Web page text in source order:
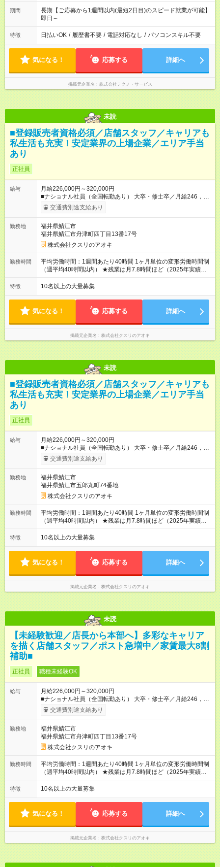
期間
長期【ご応募から1週間以内(最短2日目)のスピード就業が可能】
即日～
特徴 日払いOK / 履歴書不要 / 電話対応なし / パソコンスキル不要
気になる！ 応募する 詳細へ
掲載元企業名 株式会社テクノ・サービス
未読
■登録販売者資格必須／店舗スタッフ／キャリアも
私生活も充実！安定業界の上場企業／エリア手当
あり
正社員
給与
月給226,000円～320,000円
■ナショナル社員（全国転勤あり） 大卒・修士卒／月給246，
000円～320，000円 高校・短大・専門卒／月給226，000円～
320，000円 ★エリア手当（石川県、富山県、福井県、岐阜県、
途、賞与（年2回）、各種手当あり ★登録販売者資格保持者への
月1万円支給を含む（実務経験がない方にも同額を支給） ※ただ
し、短時間勤務・早番固定社員は当社規定に従い額が変動 ＝＝
＝＝＝＝＝＝＝＝＝＝＝＝ ★職務給制度で実力次第で収入アッ
プ！ 職務内容に応じて給与が支払われ、昇格試験なく役職に就
いた時点で年収がUPする制度です。 約4割の社員が入社3年目で
できます。 ＝＝＝＝＝＝＝＝＝＝＝＝＝＝ 【試用期間】試用期
間なし
交通費別途支給あり
勤務地
福井県鯖江市
福井県鯖江市舟津町四丁目13番17号
株式会社クスリのアオキ
勤務時間
平均労働時間：1週間あたり40時間 1ヶ月単位の変形労働時間制
（週平均40時間以内） ★残業は月7.8時間ほど（2025年実績）
＜店舗の基本営業時間＞ 9時～22時 ※勤務時間は店舗により異
なります。 ＜シフト例＞ 早番：8時00分～17時00分 中番：11
1ヶ月単位の変形労働時間制（週平均40時間以内） ★残業は月
7.8時間ほど（2025年実績） ＜店舗の基本営業時間＞ 9時～22
時 ※勤務時間は店舗により異なります。 ＜シフト例＞ 早番：8
時00分～17時00分 中番：11時～20時 遅番：13時～22時
特徴 10名以上の大量募集
気になる！ 応募する 詳細へ
掲載元企業名 株式会社クスリのアオキ
未読
■登録販売者資格必須／店舗スタッフ／キャリアも
私生活も充実！安定業界の上場企業／エリア手当
あり
正社員
給与
月給226,000円～320,000円
■ナショナル社員（全国転勤あり） 大卒・修士卒／月給246，
000円～320，000円 高校・短大・専門卒／月給226，000円～
320，000円 ★エリア手当（石川県、富山県、福井県、岐阜県、
途、賞与（年2回）、各種手当あり ★登録販売者資格保持者への
月1万円支給を含む（実務経験がない方にも同額を支給） ※ただ
し、短時間勤務・早番固定社員は当社規定に従い額が変動 ＝＝
＝＝＝＝＝＝＝＝＝＝＝＝ ★職務給制度で実力次第で収入アッ
プ！ 職務内容に応じて給与が支払われ、昇格試験なく役職に就
いた時点で年収がUPする制度です。 約4割の社員が入社3年目で
できます。 ＝＝＝＝＝＝＝＝＝＝＝＝＝＝ 【試用期間】試用期
間なし
交通費別途支給あり
勤務地
福井県鯖江市
福井県鯖江市五郎丸町74番地
株式会社クスリのアオキ
勤務時間
平均労働時間：1週間あたり40時間 1ヶ月単位の変形労働時間制
（週平均40時間以内） ★残業は月7.8時間ほど（2025年実績）
＜店舗の基本営業時間＞ 9時～22時 ※勤務時間は店舗により異
なります。 ＜シフト例＞ 早番：8時00分～17時00分 中番：11
1ヶ月単位の変形労働時間制（週平均40時間以内） ★残業は月
7.8時間ほど（2025年実績） ＜店舗の基本営業時間＞ 9時～22
時 ※勤務時間は店舗により異なります。 ＜シフト例＞ 早番：8
時00分～17時00分 中番：11時～20時 遅番：13時～22時
特徴 10名以上の大量募集
気になる！ 応募する 詳細へ
掲載元企業名 株式会社クスリのアオキ
未読
【未経験歓迎／店長から本部へ】多彩なキャリア
を描く店舗スタッフ／ポスト急増中／家賃最大8割
補助■
正社員 職種未経験OK
給与
月給226,000円～320,000円
■ナショナル社員（全国転勤あり） 大卒・修士卒／月給246，
000円～320，000円 高校・短大・専門卒／月給226，000円～
320，000円 ★エリア手当（石川県、富山県、福井県、岐阜県、
途、賞与（年2回）、各種手当あり ★登録販売者資格保持者に
は、別途月1万円支給（実務経験がない方にも同額を支給） ※た
だし、短時間勤務・早番固定社員は当社規定に従い額が変動 ＝
＝＝＝＝＝＝＝＝＝＝＝＝＝ ★職務給制度で実力次第で収入ア
ップ！ 職務内容に応じて給与が支払われ、昇格試験なく役職に
就いた時点で年収がUPする制度です。 約4割の社員が入社3年目
にできます。 ＝＝＝＝＝＝＝＝＝＝＝＝＝＝ 【試用期間】試用
期間なし
交通費別途支給あり
勤務地
福井県鯖江市
福井県鯖江市舟津町四丁目13番17号
株式会社クスリのアオキ
勤務時間
平均労働時間：1週間あたり40時間 1ヶ月単位の変形労働時間制
（週平均40時間以内） ★残業は月7.8時間ほど（2025年実績）
＜店舗の基本営業時間＞ 9時～22時 ※勤務時間は店舗により異
なります。 ＜シフト例＞ 早番：8時00分～17時00分 中番：11
1ヶ月単位の変形労働時間制（週平均40時間以内） ★残業は月
7.8時間ほど（2025年実績） ＜店舗の基本営業時間＞ 9時～22
時 ※勤務時間は店舗により異なります。 ＜シフト例＞ 早番：8
時00分～17時00分 中番：11時～20時 遅番：13時～22時
特徴 10名以上の大量募集
気になる！ 応募する 詳細へ
掲載元企業名 株式会社クスリのアオキ